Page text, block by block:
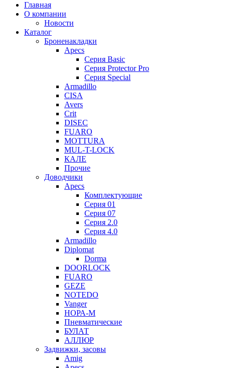
Главная
О компании
Новости
Каталог
Броненакладки
Apecs
Серия Basic
Серия Protector Pro
Серия Special
Armadillo
CISA
Avers
Crit
DISEC
FUARO
MOTTURA
MUL-T-LOCK
КАЛЕ
Прочие
Доводчики
Apecs
Комплектующие
Серия 01
Серия 07
Серия 2.0
Серия 4.0
Armadillo
Diplomat
Dorma
DOORLOCK
FUARO
GEZE
NOTEDO
Vanger
НОРА-М
Пневматические
БУЛАТ
АЛЛЮР
Задвижки, засовы
Amig